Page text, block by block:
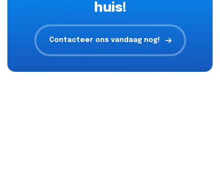
huis!
Contacteer ons vandaag nog!